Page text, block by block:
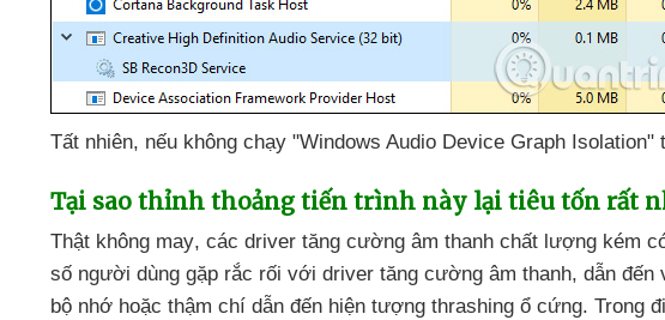
Tất nhiên, nếu không chạy "Windows Audio Device Graph Isolation"
Tại sao thỉnh thoảng tiến trình này lại tiêu tốn rất
Thật không may, các driver tăng cường âm thanh chất lượng kém
số người dùng gặp rắc rối với driver tăng cường âm thanh, dẫn đến
bộ nhớ hoặc thậm chí dẫn đến hiện tượng thrashing ổ cứng. Trong